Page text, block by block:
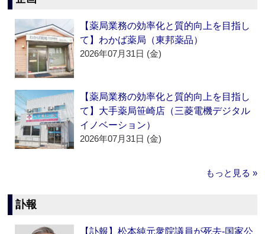
【薬局業務の効率化と質的向上を目指し
て】わかば薬局（東邦薬品）
2026年07月31日 (金)
【薬局業務の効率化と質的向上を目指し
て】大手薬局笹崎店（三菱電機デジタル
イノベーション）
2026年07月31日 (金)
もっと見る »
訃報
【訃報】松本純元衆院議員が死去‐国家公